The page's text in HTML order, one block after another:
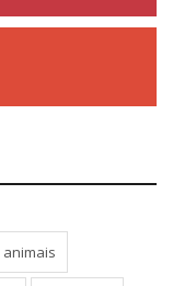
animais